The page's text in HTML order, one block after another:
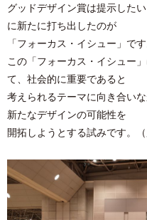
グッドデザイン賞は提示した
に新たに打ち出したのが
「フォーカス・イシュー」です
この「フォーカス・イシュー
て、社会的に重要であると
考えられるテーマに向き合い
新たなデザインの可能性を
開拓しようとする試みです。